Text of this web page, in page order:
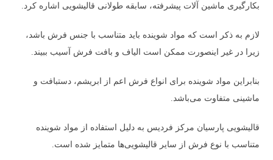
بکارگیری ماشین آلات پیشرفته، سابقه طولانی قالیشویی اشاره کرد.
لازم به ذکر است که مواد شوینده باید متناسب با جنس فرش باشد،
زیرا در غیر اینصورت ممکن است الیاف و بافت فرش آسیب ببیند.
بنابراین مواد شوینده برای انواع فرش اعم از ابریشم، دستبافت و
ماشینی متفاوت می‌باشد.
قالیشویی پارسیان مرکز فردیس به دلیل استفاده از مواد شوینده
متناسب با نوع فرش از سایر قالیشویی‌ها متمایز شده است.